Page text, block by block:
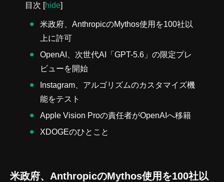
目次 [hide]
米政府、AnthropicのMythos使用を100社以
上に許可
OpenAI、次世代AI「GPT-5.6」の限定プレ
ビューを開始
Instagram、アルゴリズムのカスタマイズ機
能をテスト
Apple Vision Proの責任者がOpenAIへ移籍
XDOGEのひとこと
米政府、AnthropicのMythos使用を100社以